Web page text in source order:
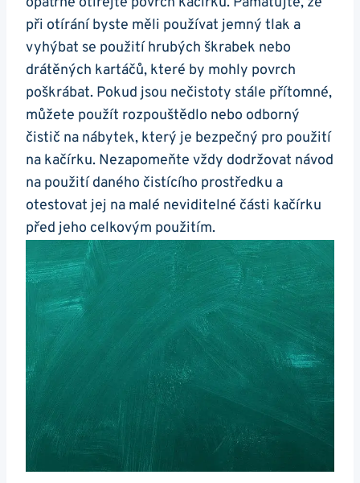
při otírání‌ byste měli používat⁤ jemný tlak a
⁢vyhýbat⁣ se použití hrubých ‌škrabek‍ nebo
drátěných kartáčů, které by mohly povrch
poškrábat. Pokud jsou nečistoty ‌stále⁤ přítomné,
můžete použít rozpouštědlo nebo odborný
⁢čistič na ⁣nábytek, ​který je bezpečný ‌pro použití
na⁣ kačírku. Nezapomeňte vždy dodržovat ⁢návod
na použití​ daného čistícího prostředku a
otestovat jej na malé neviditelné části kačírku
před ‌jeho celkovým použitím.